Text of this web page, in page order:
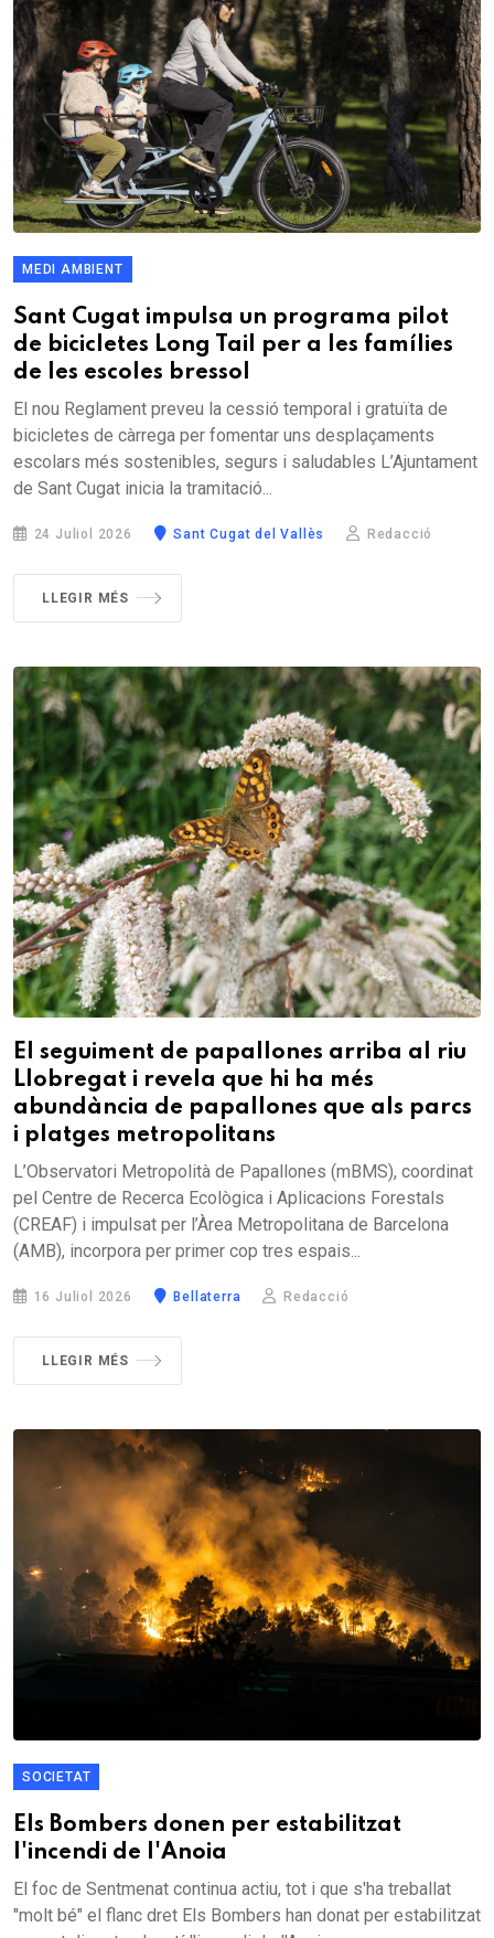
MEDI AMBIENT
Sant Cugat impulsa un programa pilot
de bicicletes Long Tail per a les famílies
de les escoles bressol
El nou Reglament preveu la cessió temporal i gratuïta de
bicicletes de càrrega per fomentar uns desplaçaments
escolars més sostenibles, segurs i saludables L’Ajuntament
de Sant Cugat inicia la tramitació...
24 Juliol 2026 Sant Cugat del Vallès Redacció
LLEGIR MÉS
El seguiment de papallones arriba al riu
Llobregat i revela que hi ha més
abundància de papallones que als parcs
i platges metropolitans
L’Observatori Metropolità de Papallones (mBMS), coordinat
pel Centre de Recerca Ecològica i Aplicacions Forestals
(CREAF) i impulsat per l’Àrea Metropolitana de Barcelona
(AMB), incorpora per primer cop tres espais...
16 Juliol 2026 Bellaterra Redacció
LLEGIR MÉS
SOCIETAT
Els Bombers donen per estabilitzat
l'incendi de l'Anoia
El foc de Sentmenat continua actiu, tot i que s'ha treballat
"molt bé" el flanc dret Els Bombers han donat per estabilitzat